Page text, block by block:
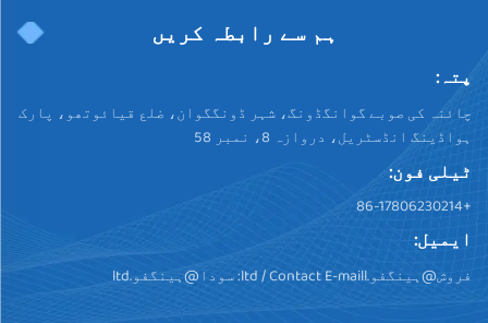
ہم سے رابطہ کریں
پتہ:
چائنہ کی صوبے گوانگڈونگ، شہر ڈونگگوان، ضلع قیائوتھو، پارک
ہواڈینگ انڈسٹریل، دروازہ 8، نمبر 58
ٹیلی فون:
+86-17806230214
ایمیل:
فروش@ہینگفو.ltd/ Contact E-maill: سودا@ہینگفو.ltd